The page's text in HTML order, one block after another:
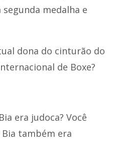
medalha e
dona do cinturão do
de Boxe?
era judoca? Você
também era